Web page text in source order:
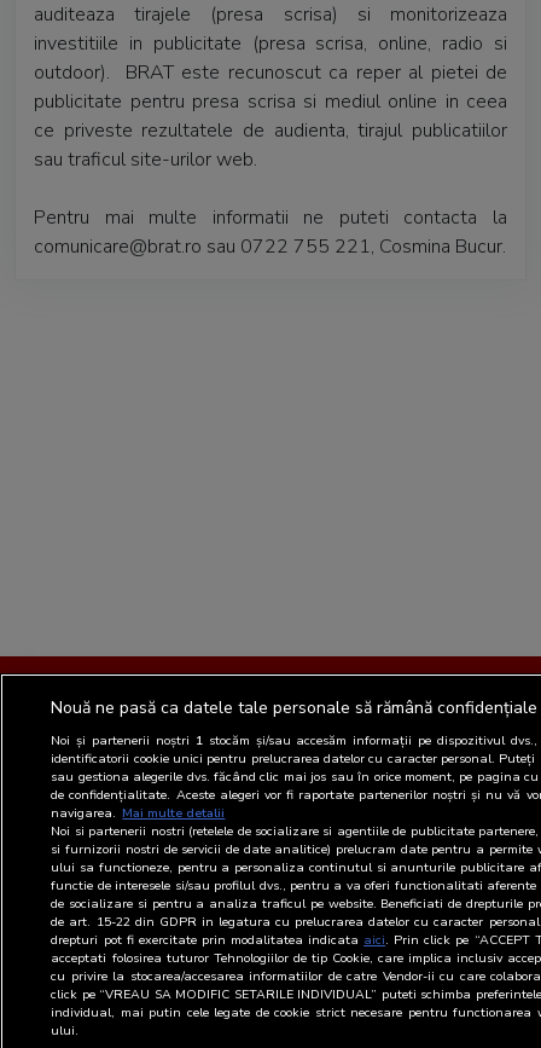
auditeaza tirajele (presa scrisa) si monitorizeaza
investitiile in publicitate (presa scrisa, online, radio si
outdoor). BRAT este recunoscut ca reper al pietei de
publicitate pentru presa scrisa si mediul online in ceea
ce priveste rezultatele de audienta, tirajul publicatiilor
sau traficul site-urilor web.
Pentru mai multe informatii ne puteti contacta la
comunicare@brat.ro sau 0722 755 221, Cosmina Bucur.
Change privacy settings
RO
Copyright© 2026
Biroul Roman de Audit Transmedia
All rights reserved
Web solutionTreeWorks
Nouă ne pasă ca datele tale personale să rămână confidențiale
Noi și partenerii noștri 1stocăm și/sau accesăm informații pe dispozitivul dvs.,
identificatorii cookie unici pentru prelucrarea datelor cu caracter personal. Puteți
sau gestiona alegerile dvs. făcând clic mai jos sau în orice moment, pe pagina
de confidențialitate. Aceste alegeri vor fi raportate partenerilor noștri și nu vă
navigarea. Mai multe detalii
Noi si partenerii nostri (retelele de socializare si agentiile de publicitate
si furnizorii nostri de servicii de date analitice) prelucram date pentru a permite
ului sa functioneze, pentru a personaliza continutul si anunturile publicitare
functie de interesele si/sau profilul dvs., pentru a va oferi functionalitati aferente
de socializare si pentru a analiza traficul pe website. Beneficiati de drepturile
de art. 15-22 din GDPR in legatura cu prelucrarea datelor cu caracter
drepturi pot fi exercitate prin modalitatea indicata aici. Prin click pe “ACCEPT
acceptati folosirea tuturor Tehnologiilor de tip Cookie, care implica inclusiv
cu privire la stocarea/accesarea informatiilor de catre Vendor-ii cu care
click pe “VREAU SA MODIFIC SETARILE INDIVIDUAL” puteti schimba
individual, mai putin cele legate de cookie strict necesare pentru functionarea
ului.